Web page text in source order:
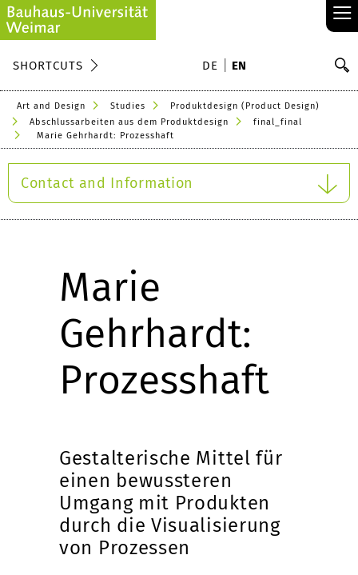
≡
SHORTCUTS DE EN
Art and Design Studies
Produktdesign (Product Design)
Abschlussarbeiten aus dem Produktdesign
final_final
Marie Gehrhardt: Prozesshaft
Contact and Information
Marie
Gehrhardt:
Prozesshaft
Gestalterische Mittel für
einen bewussteren
Umgang mit Produkten
durch die Visualisierung
von Prozessen